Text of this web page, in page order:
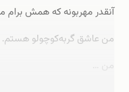
آنقدر مهربونه که همش برام
من عاشق گربه‌کوچولو هستم.